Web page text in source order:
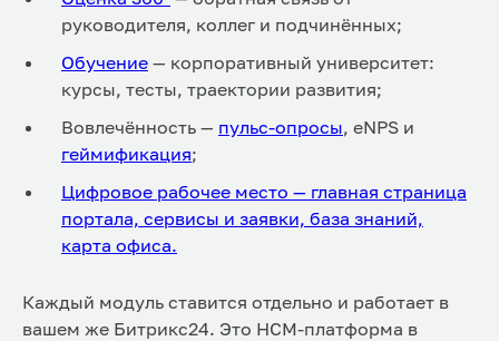
руководителя, коллег и подчинённых;
Обучение — корпоративный университет:
курсы, тесты, траектории развития;
Вовлечённость — пульс-опросы, eNPS и
геймификация;
Цифровое рабочее место — главная страница
портала, сервисы и заявки, база знаний,
карта офиса.
Каждый модуль ставится отдельно и работает в
вашем же Битрикс24. Это HCM-платформа в